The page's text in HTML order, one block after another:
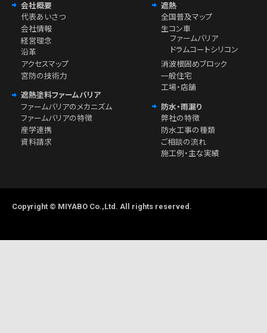
会社概要
代表あいさつ
会社情報
経営理念
沿革
アクセスマップ
宮防の技術力
遮熱塗料ファームバリア
ファームバリアのメカニズム
ファームバリアの特徴
産学連携
資料請求
遮熱
全国普及マップ
生コン車
ファームバリア
ドラムコートシリコン
消波根固めブロック
一般住宅
工場・店舗
防水・雨漏り
弊社の特徴
防水工事の種類
ご相談の流れ
施工例・主な実績
Copyright © MIYABO Co.,Ltd. All rights reserved.